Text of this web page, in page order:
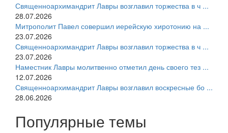
Священноархимандрит Лавры возглавил торжества в ч ...
28.07.2026
Митрополит Павел совершил иерейскую хиротонию на ...
23.07.2026
Священноархимандрит Лавры возглавил торжества в ч ...
23.07.2026
Наместник Лавры молитвенно отметил день своего тез ...
12.07.2026
Священноархимандрит Лавры возглавил воскресные бо ...
28.06.2026
Популярные темы